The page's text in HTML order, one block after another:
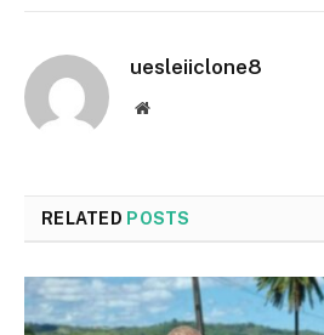
uesleiiclone8
Website
RELATED POSTS